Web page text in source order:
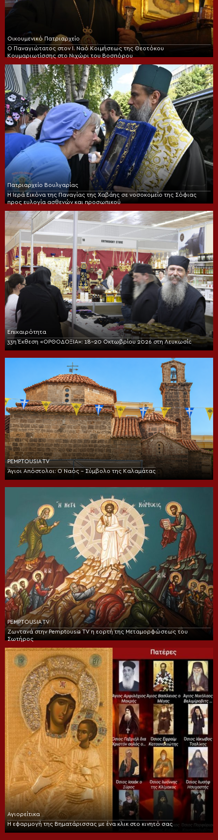
Οικουμενικό Πατριαρχείο
Ο Παναγιώτατος στον Ι. Ναό Κοιμήσεως της Θεοτόκου
Κουμαριωτίσσης στο Νιχώρι του Βοσπόρου
Πατριαρχείο Βουλγαρίας
Η Ιερά Εικόνα της Παναγίας της Χαβάης σε νοσοκομείο της Σόφιας
προς ευλογία ασθενών και προσωπικού
Επικαιρότητα
33η Έκθεση «ΟΡΘΟΔΟΞΙΑ»: 18-20 Οκτωβρίου 2026 στη Λευκωσία
PEMPTOUSIA TV
Άγιοι Απόστολοι: Ο Ναός – Σύμβολο της Καλαμάτας
PEMPTOUSIA TV
Ζωντανά στην Pemptousia TV η εορτή της Μεταμορφώσεως του
Σωτήρος
Αγιορείτικα
Η εφαρμογή της Βηματάρισσας με ένα κλικ στο κινητό σας